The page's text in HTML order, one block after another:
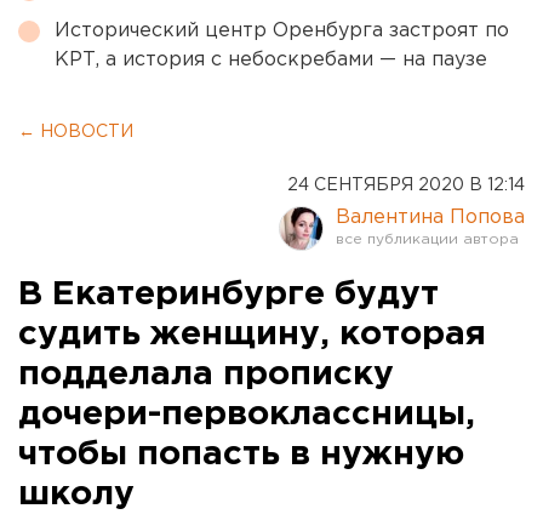
Исторический центр Оренбурга застроят по
КРТ, а история с небоскребами — на паузе
← НОВОСТИ
24 СЕНТЯБРЯ 2020 В 12:14
Валентина Попова
В Екатеринбурге будут
судить женщину, которая
подделала прописку
дочери-первоклассницы,
чтобы попасть в нужную
школу